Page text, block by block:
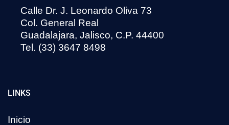
Calle Dr. J. Leonardo Oliva 73
Col. General Real
Guadalajara, Jalisco, C.P. 44400
Tel. (33) 3647 8498
LINKS
Inicio